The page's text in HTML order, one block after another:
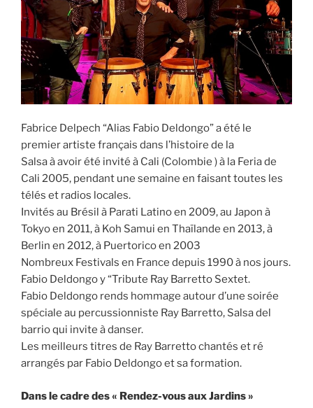
Fabrice Delpech “Alias Fabio Deldongo” a été le
premier artiste français dans l’histoire de la
Salsa à avoir été invité à Cali (Colombie ) à la Feria de
Cali 2005, pendant une semaine en faisant toutes les
télés et radios locales.
Invités au Brésil à Parati Latino en 2009, au Japon à
Tokyo en 2011, à Koh Samui en Thaïlande en 2013, à
Berlin en 2012, à Puertorico en 2003
Nombreux Festivals en France depuis 1990 à nos jours.
Fabio Deldongo y “Tribute Ray Barretto Sextet.
Fabio Deldongo rends hommage autour d’une soirée
spéciale au percussionniste Ray Barretto, Salsa del
barrio qui invite à danser.
Les meilleurs titres de Ray Barretto chantés et ré
arrangés par Fabio Deldongo et sa formation.
Dans le cadre des « Rendez-vous aux Jardins »